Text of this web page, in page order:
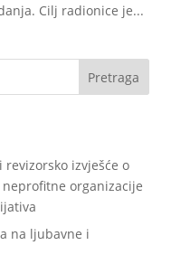
Cilj radionice je...
Pretraga
izvješće o
organizacije
na ljubavne i